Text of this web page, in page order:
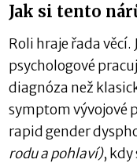
Jak si tento
Roli hraje řada věcí.
psychologové
diagnóza než
symptom vývojové
rapid gender
rodu a pohlaví), kdy